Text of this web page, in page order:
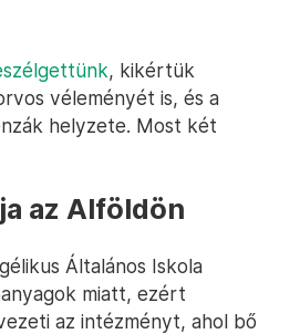
, kikértük
véleményét is, és a
helyzete. Most két
az Alföldön
Általános Iskola
miatt, ezért
az intézményt, ahol bő